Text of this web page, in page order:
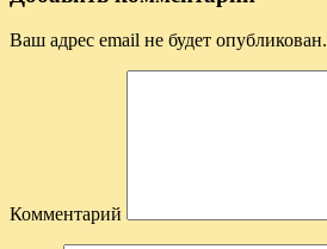
Ваш адрес email не будет опубликован.
Комментарий